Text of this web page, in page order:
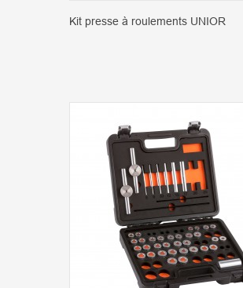
Kit presse à roulements UNIOR